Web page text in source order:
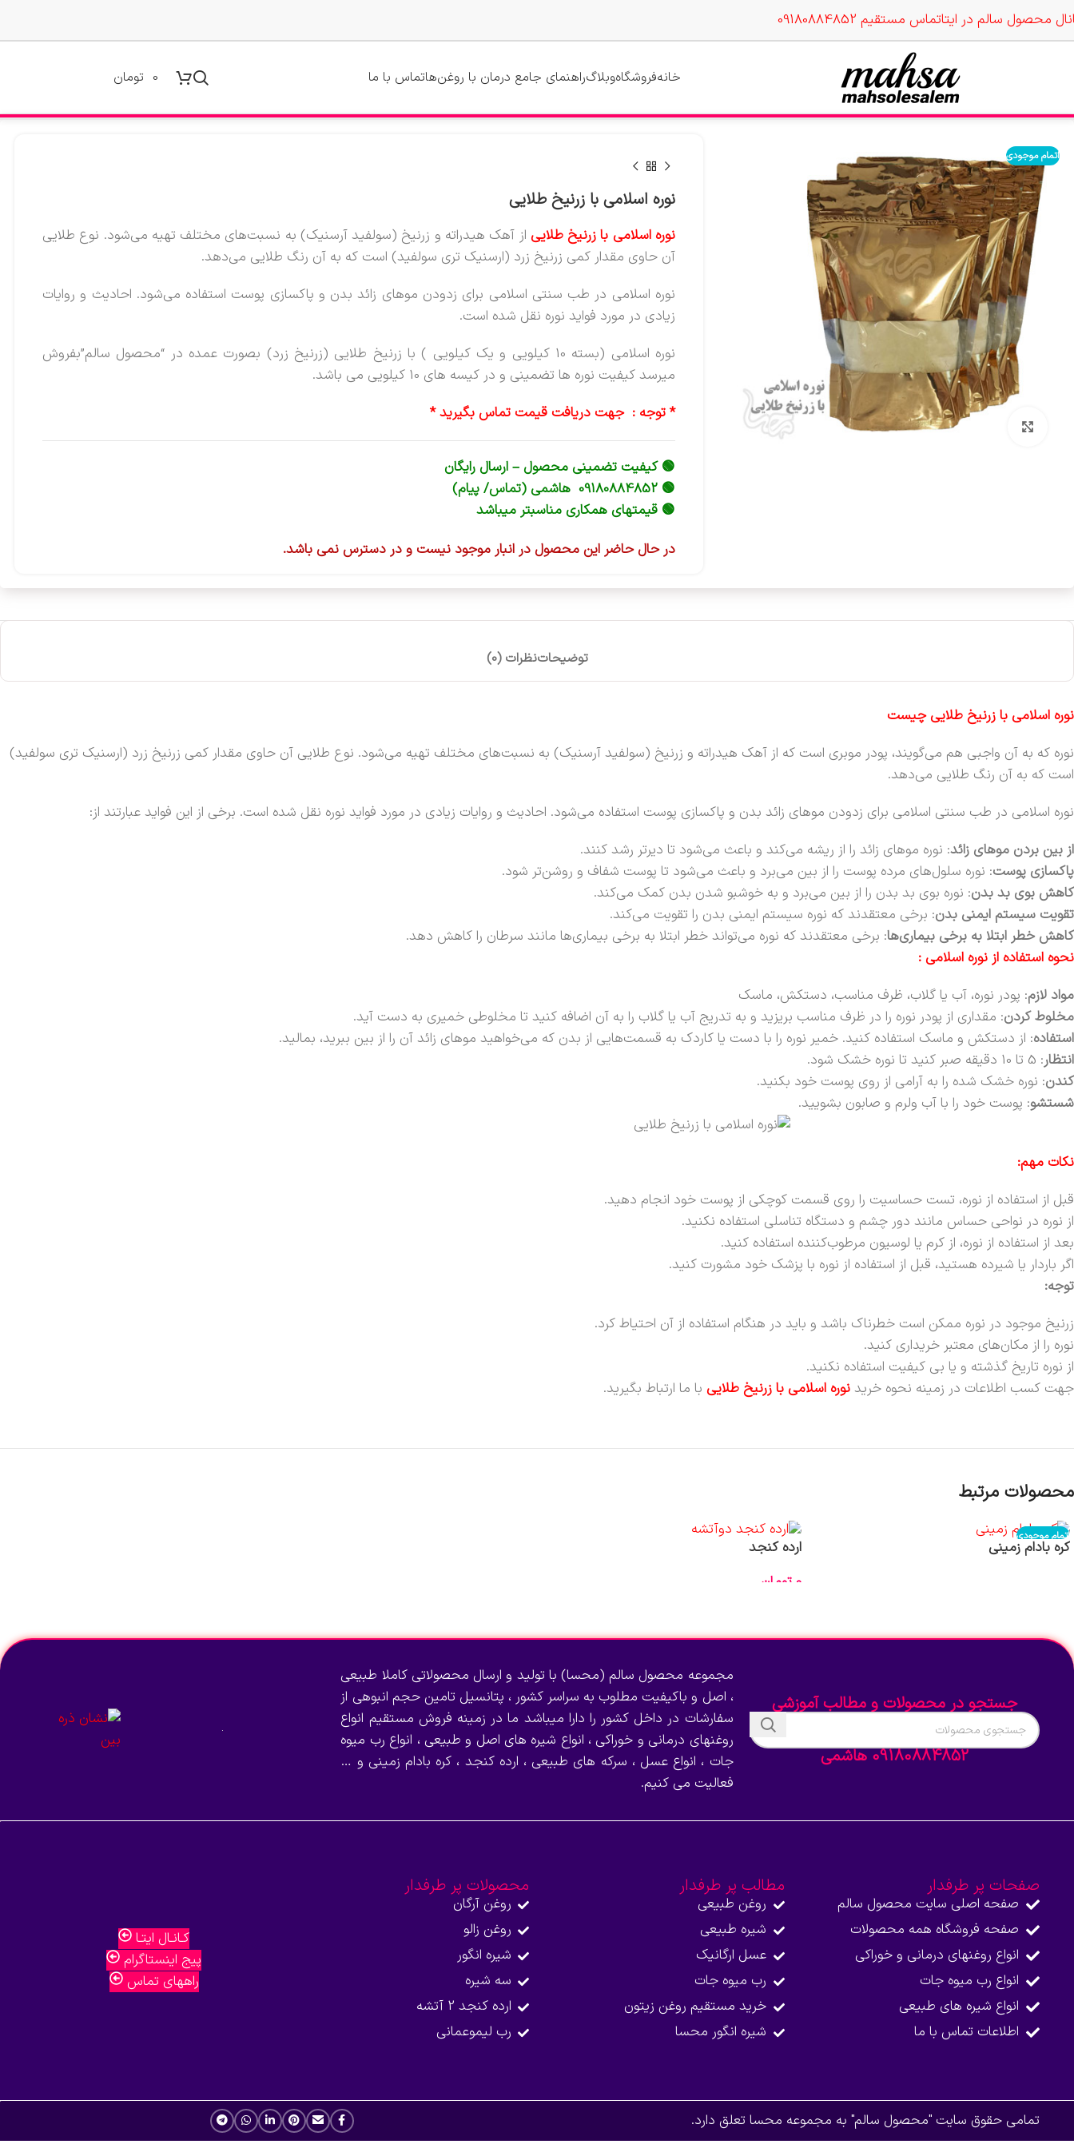
محصول سالم در ایتاتماس مستقیم 09180884852
خانهفروشگاهوبلاگراهنمای جامع درمان با روغن‌هاتماس با ما 0 تومان
اتمام موجودی
بزرگنمایی تصویر
نوره اسلامی با زرنیخ طلایی
نوره اسلامی با زرنیخ طلایی از آهک هیدراته و زرنیخ (سولفید آرسنیک) به نسبت‌های مختلف تهیه می‌شود. نوع طلایی
آن حاوی مقدار کمی زرنیخ زرد (ارسنیک تری سولفید) است که به آن رنگ طلایی می‌دهد.
نوره اسلامی در طب سنتی اسلامی برای زدودن موهای زائد بدن و پاکسازی پوست استفاده می‌شود. احادیث و روایات
زیادی در مورد فواید نوره نقل شده است.
نوره اسلامی (بسته 10 کیلویی و یک کیلویی ) با زرنیخ طلایی (زرنیخ زرد) بصورت عمده در “محصول سالم”بفروش
میرسد کیفیت نوره ها تضمینی و در کیسه های 10 کیلویی می باشد.
* توجه : جهت دریافت قیمت تماس بگیرید *
🟢 کیفیت تضمینی محصول – ارسال رایگان
🟢 09180884852 هاشمی (تماس/ پیام)
🟢 قیمتهای همکاری مناسبتر میباشد
در حال حاضر این محصول در انبار موجود نیست و در دسترس نمی باشد.
توضیحاتنظرات (0)
نوره اسلامی با زرنیخ طلایی چیست
نوره که به آن واجبی هم می‌گویند، پودر موبری است که از آهک هیدراته و زرنیخ (سولفید آرسنیک) به نسبت‌های مختلف تهیه می‌شود. نوع طلایی آن حاوی مقدار کمی زرنیخ زرد (ارسنیک تری سولفید)
است که به آن رنگ طلایی می‌دهد.
نوره اسلامی در طب سنتی اسلامی برای زدودن موهای زائد بدن و پاکسازی پوست استفاده می‌شود. احادیث و روایات زیادی در مورد فواید نوره نقل شده است. برخی از این فواید عبارتند از:
از بین بردن موهای زائد: نوره موهای زائد را از ریشه می‌کند و باعث می‌شود تا دیرتر رشد کنند.
پاکسازی پوست: نوره سلول‌های مرده پوست را از بین می‌برد و باعث می‌شود تا پوست شفاف و روشن‌تر شود.
کاهش بوی بد بدن: نوره بوی بد بدن را از بین می‌برد و به خوشبو شدن بدن کمک می‌کند.
تقویت سیستم ایمنی بدن: برخی معتقدند که نوره سیستم ایمنی بدن را تقویت می‌کند.
کاهش خطر ابتلا به برخی بیماری‌ها: برخی معتقدند که نوره می‌تواند خطر ابتلا به برخی بیماری‌ها مانند سرطان را کاهش دهد.
نحوه استفاده از نوره اسلامی :
مواد لازم: پودر نوره، آب یا گلاب، ظرف مناسب، دستکش، ماسک
مخلوط کردن: مقداری از پودر نوره را در ظرف مناسب بریزید و به تدریج آب یا گلاب را به آن اضافه کنید تا مخلوطی خمیری به دست آید.
استفاده: از دستکش و ماسک استفاده کنید. خمیر نوره را با دست یا کاردک به قسمت‌هایی از بدن که می‌خواهید موهای زائد آن را از بین ببرید، بمالید.
انتظار: 5 تا 10 دقیقه صبر کنید تا نوره خشک شود.
کندن: نوره خشک شده را به آرامی از روی پوست خود بکنید.
شستشو: پوست خود را با آب ولرم و صابون بشویید.
نکات مهم:
قبل از استفاده از نوره، تست حساسیت را روی قسمت کوچکی از پوست خود انجام دهید.
از نوره در نواحی حساس مانند دور چشم و دستگاه تناسلی استفاده نکنید.
بعد از استفاده از نوره، از کرم یا لوسیون مرطوب‌کننده استفاده کنید.
اگر باردار یا شیرده هستید، قبل از استفاده از نوره با پزشک خود مشورت کنید.
توجه:
زرنیخ موجود در نوره ممکن است خطرناک باشد و باید در هنگام استفاده از آن احتیاط کرد.
نوره را از مکان‌های معتبر خریداری کنید.
از نوره تاریخ گذشته و یا بی کیفیت استفاده نکنید.
جهت کسب اطلاعات در زمینه نحوه خریدنوره اسلامی با زرنیخ طلایی با ما ارتباط بگیرید.
محصولات مرتبط
اتمام موجودی
کره بادام زمینی
ارده کنجد
0 تومان
جستجو در محصولات و مطالب آموزشی
09180884852 هاشمی
مجموعه محصول سالم (محسا) با تولید و ارسال محصولاتی کاملا طبیعی
، اصل و باکیفیت مطلوب به سراسر کشور ، پتانسیل تامین حجم انبوهی از
سفارشات در داخل کشور را دارا میباشد ما در زمینه فروش مستقیم انواع
روغنهای درمانی و خوراکی ، انواع شیره های اصل و طبیعی ، انواع رب میوه
جات ، انواع عسل ، سرکه های طبیعی ، ارده کنجد ، کره بادام زمینی و …
فعالیت می کنیم.
صفحات پر طرفدار
صفحه اصلی سایت محصول سالم
صفحه فروشگاه همه محصولات​
انواع روغنهای درمانی و خوراکی
انواع رب میوه جات
انواع شیره های طبیعی
اطلاعات تماس با ما​
مطالب پر طرفدار
روغن طبیعی
شیره طبیعی
عسل ارگانیک
رب میوه جات
خرید مستقیم روغن زیتون
شیره انگور محسا
محصولات پر طرفدار
روغن آرگان
روغن زالو
شیره انگور
سه شیره
ارده کنجد 2 آتشه
رب لیموعمانی
کـانـال ایتـا
پیج اینستاگرام
راههای تماس
تمامی حقوق سایت "محصول سالم" به مجموعه محسا تعلق دارد.